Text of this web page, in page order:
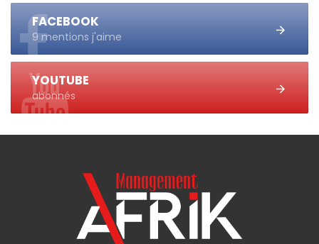
FACEBOOK
9 mentions j'aime
YOUTUBE
abonnés